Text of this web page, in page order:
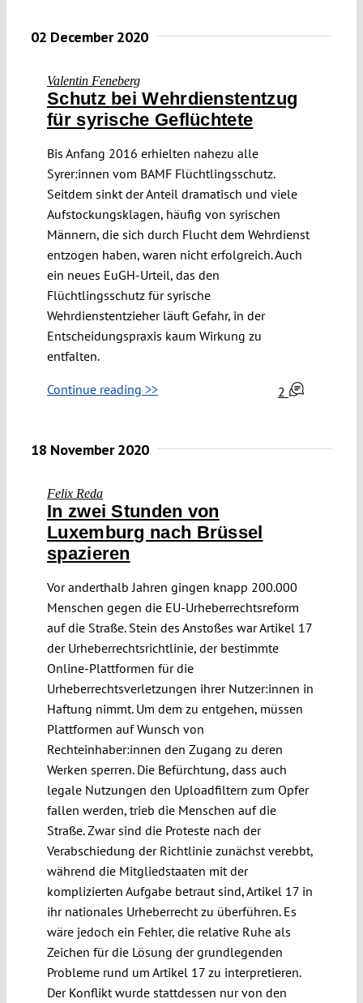
02 December 2020
Valentin Feneberg
Schutz bei Wehrdienstentzug
für syrische Geflüchtete
Bis Anfang 2016 erhielten nahezu alle
Syrer:innen vom BAMF Flüchtlingsschutz.
Seitdem sinkt der Anteil dramatisch und viele
Aufstockungsklagen, häufig von syrischen
Männern, die sich durch Flucht dem Wehrdienst
entzogen haben, waren nicht erfolgreich. Auch
ein neues EuGH-Urteil, das den
Flüchtlingsschutz für syrische
Wehrdienstentzieher läuft Gefahr, in der
Entscheidungspraxis kaum Wirkung zu
entfalten.
Continue reading >> 2
18 November 2020
Felix Reda
In zwei Stunden von
Luxemburg nach Brüssel
spazieren
Vor anderthalb Jahren gingen knapp 200.000
Menschen gegen die EU-Urheberrechtsreform
auf die Straße. Stein des Anstoßes war Artikel 17
der Urheberrechtsrichtlinie, der bestimmte
Online-Plattformen für die
Urheberrechtsverletzungen ihrer Nutzer:innen in
Haftung nimmt. Um dem zu entgehen, müssen
Plattformen auf Wunsch von
Rechteinhaber:innen den Zugang zu deren
Werken sperren. Die Befürchtung, dass auch
legale Nutzungen den Uploadfiltern zum Opfer
fallen werden, trieb die Menschen auf die
Straße. Zwar sind die Proteste nach der
Verabschiedung der Richtlinie zunächst verebbt,
während die Mitgliedstaaten mit der
komplizierten Aufgabe betraut sind, Artikel 17 in
ihr nationales Urheberrecht zu überführen. Es
wäre jedoch ein Fehler, die relative Ruhe als
Zeichen für die Lösung der grundlegenden
Probleme rund um Artikel 17 zu interpretieren.
Der Konflikt wurde stattdessen nur von den